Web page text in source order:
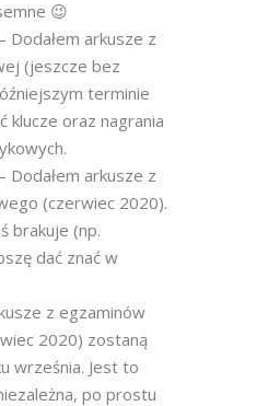
😉
arkusze z
(jeszcze bez
terminie
klucze oraz nagrania
arkusze z
(czerwiec 2020).
brakuje (np.
dać znać w
z egzaminów
2020) zostaną
września. Jest to
po prostu